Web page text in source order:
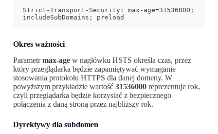
Strict-Transport-Security: max-age=31536000;
includeSubDomains; preload
Okres ważności
Parametrmax-agew nagłówku HSTS określa czas, przez
który przeglądarka będzie zapamiętywać wymaganie
stosowania protokołu HTTPS dla danej domeny. W
powyższym przykładzie wartość 31536000reprezentuje rok,
czyli przeglądarka będzie korzystać z bezpiecznego
połączenia z daną stroną przez najbliższy rok.
Dyrektywy dla subdomen